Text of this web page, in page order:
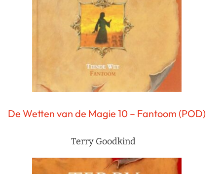
De Wetten van de Magie 10 – Fantoom (POD)
Terry Goodkind